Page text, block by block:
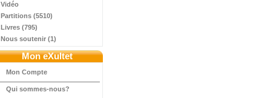
Vidéo
Partitions (5510)
Livres (795)
Nous soutenir (1)
Mon eXultet
Mon Compte
Qui sommes-nous?